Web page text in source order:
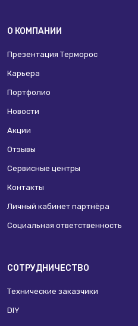
О КОМПАНИИ
Презентация Терморос
Карьера
Портфолио
Новости
Акции
Отзывы
Сервисные центры
Контакты
Личный кабинет партнёра
Социальная ответственность
СОТРУДНИЧЕСТВО
Технические заказчики
DIY